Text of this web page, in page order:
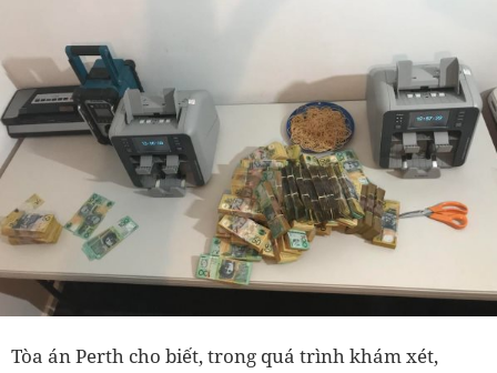
Tòa án Perth cho biết, trong quá trình khám xét,